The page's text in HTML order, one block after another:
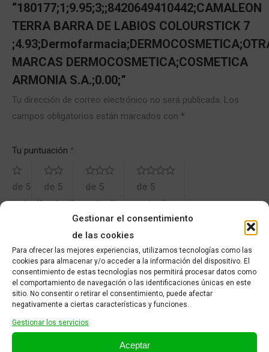
Gestionar el consentimiento
de las cookies
Para ofrecer las mejores experiencias, utilizamos tecnologías como las
cookies para almacenar y/o acceder a la información del dispositivo. El
consentimiento de estas tecnologías nos permitirá procesar datos como
el comportamiento de navegación o las identificaciones únicas en este
sitio. No consentir o retirar el consentimiento, puede afectar
negativamente a ciertas características y funciones.
Gestionar los servicios
Aceptar
“180177;1;9.95;3;;8420649410442;CAMALEON
TERRA BARRA DE LABIOS COLOURSTICK 7
MARCAS DERMOCOSMETICA;COSMETICA
ARMONIA S.A.;0.00;”
Tu dirección de correo electrónico no será publicada. Los
campos obligatorios están marcados con *
Tu puntuación *
de 5
estrellas
de 5
estrellas
de 5
estrellas
de 5
estrellas
estrellas
Tu valoración *